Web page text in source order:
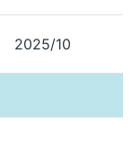
2025/10